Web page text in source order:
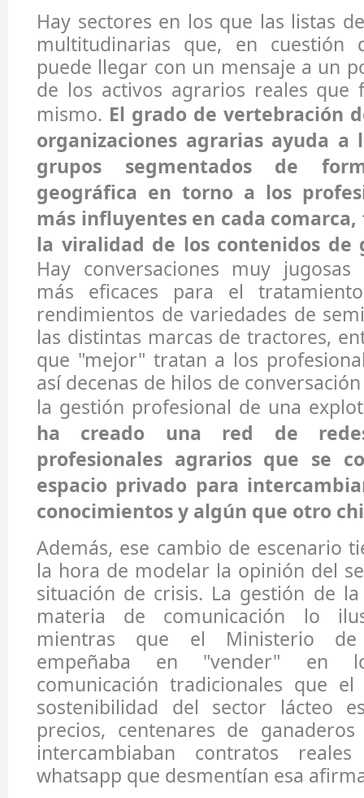
Hay sectores en los que las listas
multitudinarias que, en cuestión
puede llegar con un mensaje a un
de los activos agrarios reales que
mismo. El grado de vertebración
organizaciones agrarias ayuda a
grupos segmentados de
geográfica en torno a los
más influyentes en cada
la viralidad de los contenidos de
Hay conversaciones muy
más eficaces para el
rendimientos de variedades de
las distintas marcas de tractores,
que "mejor" tratan a los
así decenas de hilos de
la gestión profesional de una
ha creado una red de
profesionales agrarios que se
espacio privado para
conocimientos y algún que otro
Además, ese cambio de escenario
la hora de modelar la opinión del
situación de crisis. La gestión de
materia de comunicación lo
mientras que el Ministerio
empeñaba en "vender" en
comunicación tradicionales que
sostenibilidad del sector lácteo
precios, centenares de
intercambiaban contratos
whatsapp que desmentían esa